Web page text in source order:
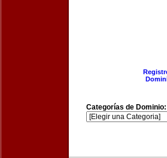
Categorías de Dominio: